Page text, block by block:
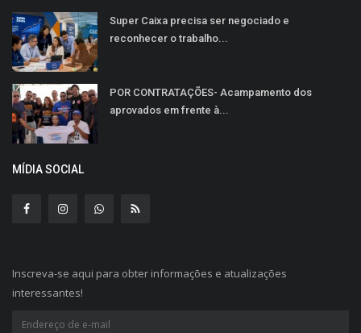
Super Caixa precisa ser negociado e
reconhecer o trabalho...
POR CONTRATAÇÕES- Acampamento dos
aprovados em frente à...
MÍDIA SOCIAL
Inscreva-se aqui para obter informações e atualizações
interessantes!